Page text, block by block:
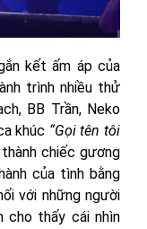
kết ấm áp của
trình nhiều thử
BB Trần, Neko
khúc “Gọi tên tôi
chiếc gương
của tình bằng
với những người
cho thấy cái nhìn